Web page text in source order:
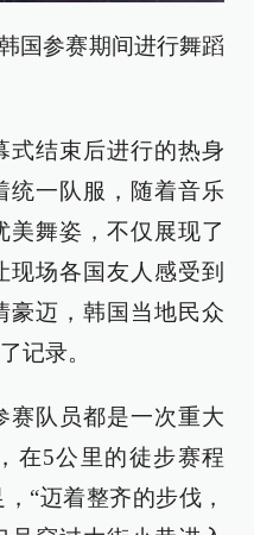
国参赛期间进行舞蹈
式结束后进行的热身
统一队服，随着音乐
美舞姿，不仅展现了
场各国友人感受到
豪迈，韩国当地民众
记录。
赛队员都是一次重大
在5公里的徒步赛程
“迈着整齐的步伐，